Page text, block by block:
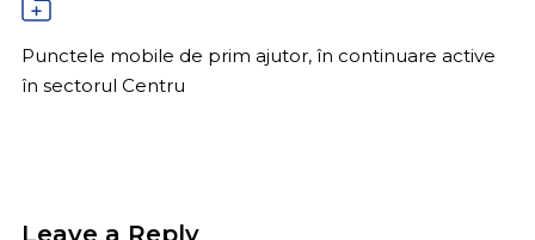
Punctele mobile de prim ajutor, în continuare active
în sectorul Centru
Leave a Reply